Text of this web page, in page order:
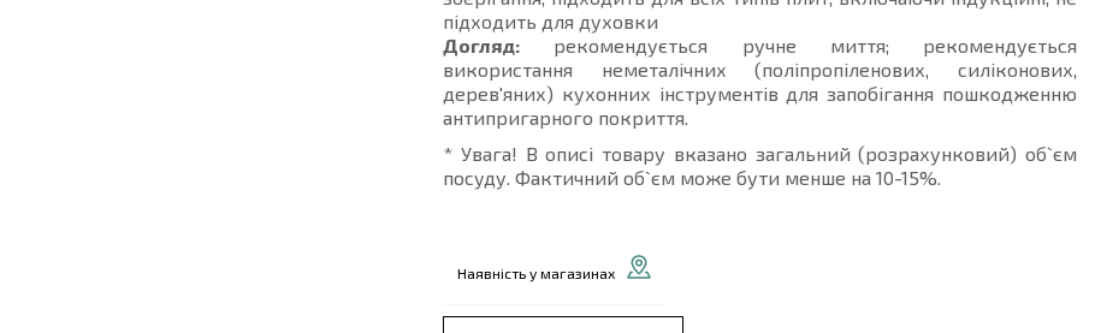
підходить для духовки
Догляд: рекомендується ручне миття; рекомендується
використання неметалічних (поліпропіленових, силіконових,
дерев'яних) кухонних інструментів для запобігання пошкодженню
антипригарного покриття.
* Увага! В описі товару вказано загальний (розрахунковий) об`єм
посуду. Фактичний об`єм може бути менше на 10-15%.
Наявність у магазинах